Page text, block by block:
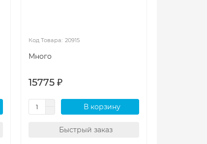
20915
Много
15775 ₽
В корзину
Быстрый заказ